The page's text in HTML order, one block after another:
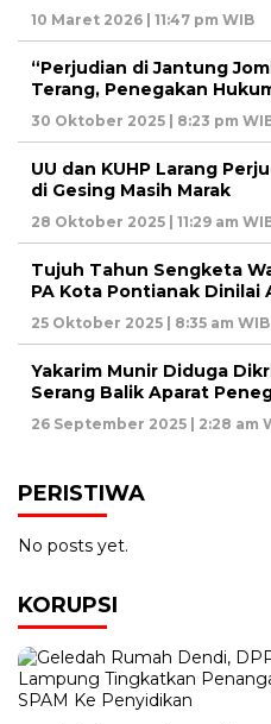
10 Maret 2026 | 11:47 pm WIB
“Perjudian di Jantung
Terang, Penegakan
30 Oktober 2025 | 8:23 pm
UU dan KUHP Larang
di Gesing Masih Marak
28 Oktober 2025 | 11:29 am
Tujuh Tahun Sengketa
PA Kota Pontianak Dinilai
25 Oktober 2025 | 8:35 am WIB
Yakarim Munir Diduga
Serang Balik Aparat
26 September 2025 | 2:28 am
PERISTIWA
No posts yet.
KORUPSI